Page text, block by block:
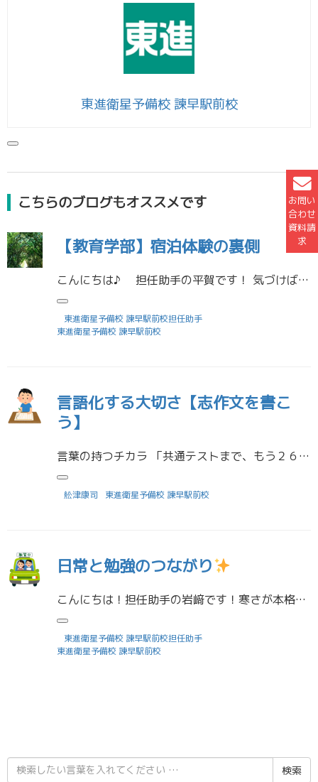
お問い
合わせ
資料請
求
東進衛星予備校 諫早駅前校
こちらのブログもオススメです
【教育学部】宿泊体験の裏側
こんにちは♪ 担任助手の平賀です！ 気づけばもう12月ですね。私は先日、人生初のインフルエンザにかかり39℃台の熱と格闘していました…
東進衛星予備校 諫早駅前校担任助手
東進衛星予備校 諫早駅前校
言語化する大切さ【志作文を書こ
う】
言葉の持つチカラ 「共通テストまで、もう２６０日しかないよ。間に合わないかもね。どうしようか」 「共通テストまで、まだ２６０日あります。どうにかして受験に、間に合わせよう」 この２つはよく言われる表現の違いですが、その言 […]
舩津康司 東進衛星予備校 諫早駅前校
日常と勉強のつながり
こんにちは！担任助手の岩﨑です！寒さが本格的になってきましたね
東進衛星予備校 諫早駅前校担任助手
東進衛星予備校 諫早駅前校
検